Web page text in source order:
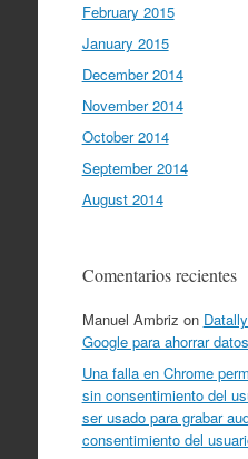
February 2015
January 2015
December 2014
November 2014
October 2014
September 2014
August 2014
Comentarios recientes
Manuel Ambriz on
Google para ahorrar
Una falla en Chrome
sin consentimiento del
ser usado para grabar
consentimiento del